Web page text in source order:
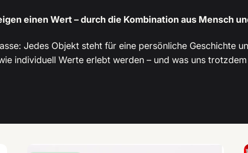
einen Wert – durch die Kombination aus Mensch
Jedes Objekt steht für eine persönliche Geschichte
individuell Werte erlebt werden – und was uns